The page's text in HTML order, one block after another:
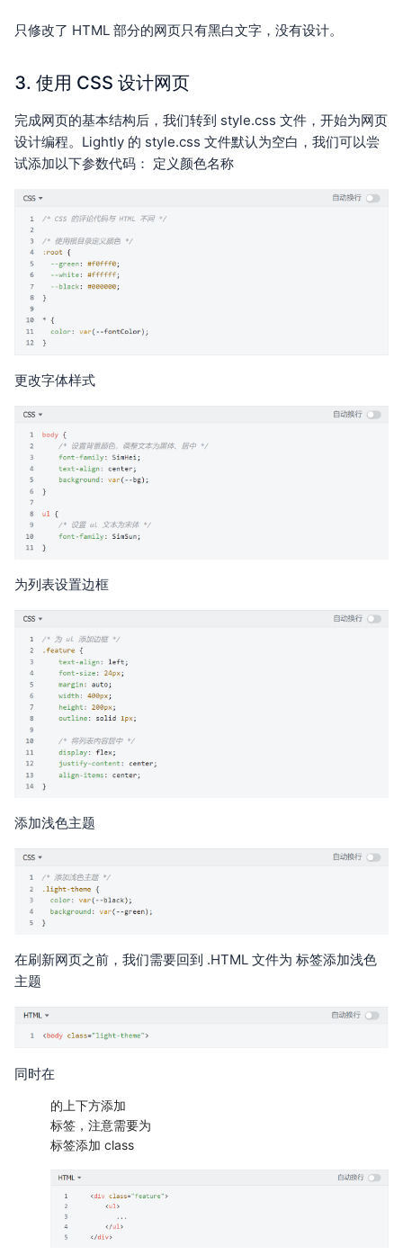
只修改了 HTML 部分的网页只有黑白文字，没有设计。
3. 使用 CSS 设计网页
完成网页的基本结构后，我们转到 style.css 文件，开始为网页
设计编程。Lightly 的 style.css 文件默认为空白，我们可以尝
试添加以下参数代码： 定义颜色名称
更改字体样式
为列表设置边框
添加浅色主题
在刷新网页之前，我们需要回到 .HTML 文件为 标签添加浅色
主题
同时在
的上下方添加
标签，注意需要为
标签添加 class